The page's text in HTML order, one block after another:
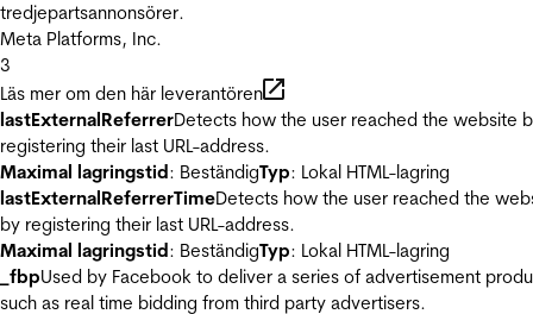
tredjepartsannonsörer.
Meta Platforms, Inc.
3
Läs mer om den här leverantören
lastExternalReferrerDetects how the user reached the website
registering their last URL-address.
Maximal lagringstid: BeständigTyp: Lokal HTML-lagring
lastExternalReferrerTimeDetects how the user reached the
by registering their last URL-address.
Maximal lagringstid: BeständigTyp: Lokal HTML-lagring
_fbpUsed by Facebook to deliver a series of advertisement
such as real time bidding from third party advertisers.